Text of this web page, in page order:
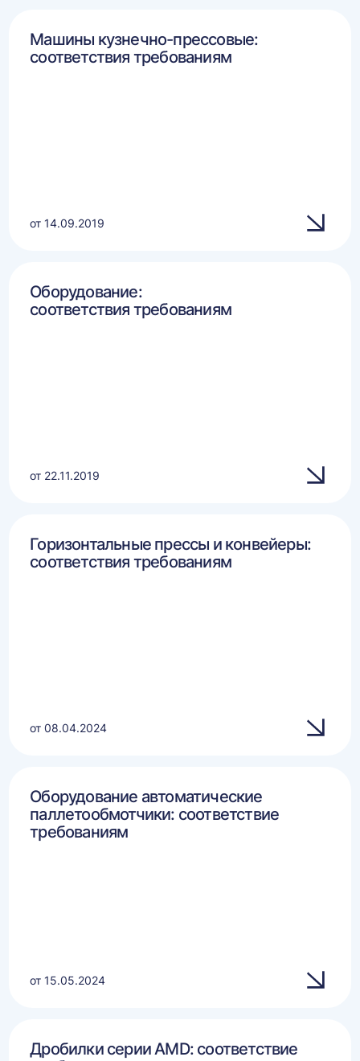
Машины кузнечно-прессовые:
соответствия требованиям
от 14.09.2019
Оборудование:
соответствия требованиям
от 22.11.2019
Горизонтальные прессы и конвейеры:
соответствия требованиям
от 08.04.2024
Оборудование автоматические
паллетообмотчики: соответствие
требованиям
от 15.05.2024
Дробилки серии AMD: соответствие